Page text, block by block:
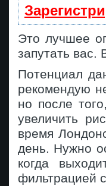
Это лучшее
запутать вас.
Потенциал
рекомендую
но после
увеличить
время
день. Нужно
когда
фильтрацией